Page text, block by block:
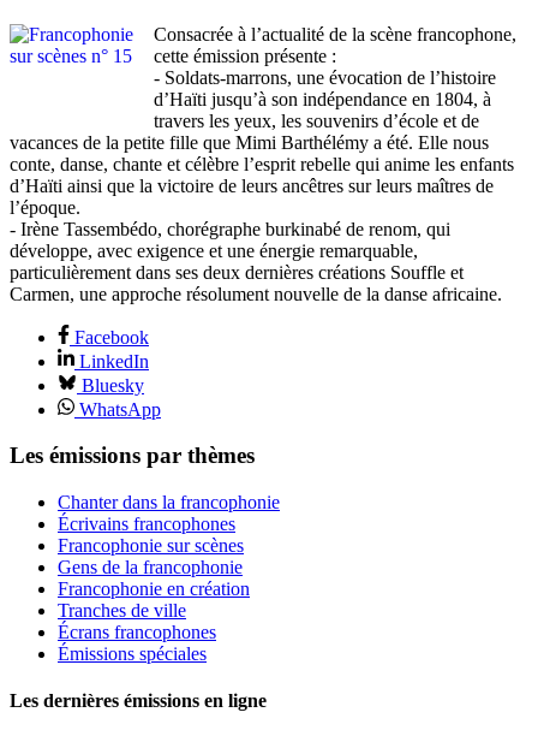
Consacrée à l’actualité de la scène francophone,
cette émission présente :
- Soldats-marrons, une évocation de l’histoire
d’Haïti jusqu’à son indépendance en 1804, à
travers les yeux, les souvenirs d’école et de
vacances de la petite fille que Mimi Barthélémy a été. Elle nous
conte, danse, chante et célèbre l’esprit rebelle qui anime les enfants
d’Haïti ainsi que la victoire de leurs ancêtres sur leurs maîtres de
l’époque.
- Irène Tassembédo, chorégraphe burkinabé de renom, qui
développe, avec exigence et une énergie remarquable,
particulièrement dans ses deux dernières créations Souffle et
Carmen, une approche résolument nouvelle de la danse africaine.
Facebook
LinkedIn
Bluesky
WhatsApp
Les émissions par thèmes
Chanter dans la francophonie
Écrivains francophones
Francophonie sur scènes
Gens de la francophonie
Francophonie en création
Tranches de ville
Écrans francophones
Émissions spéciales
Les dernières émissions en ligne